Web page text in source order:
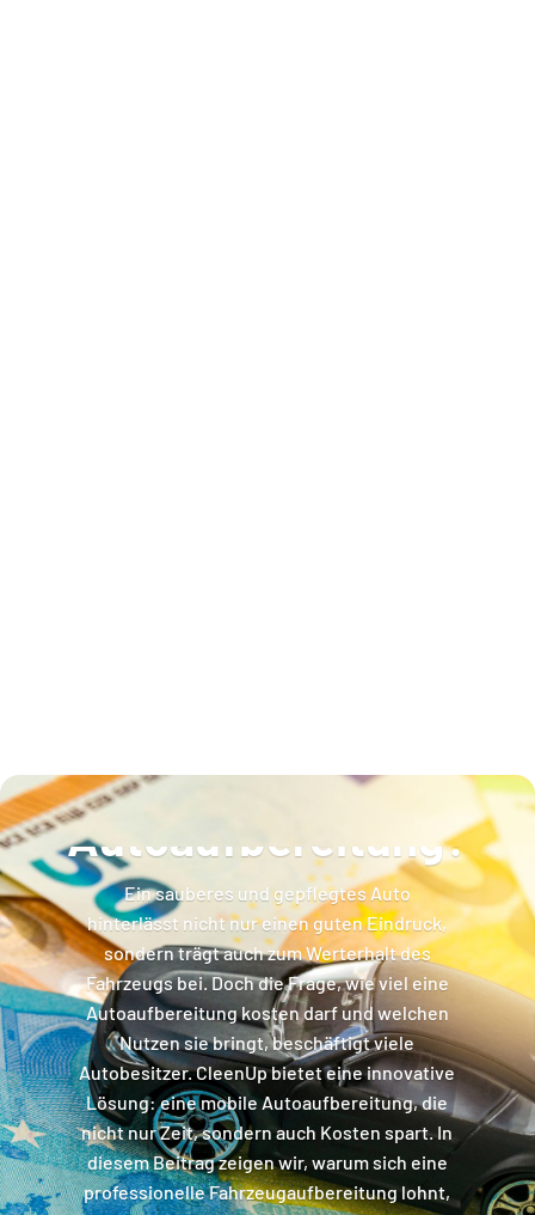
Wie viel kostet eine
Autoaufbereitung?
Ein sauberes und gepflegtes Auto
hinterlässt nicht nur einen guten Eindruck,
sondern trägt auch zum Werterhalt des
Fahrzeugs bei. Doch die Frage, wie viel eine
Autoaufbereitung kosten darf und welchen
Nutzen sie bringt, beschäftigt viele
Autobesitzer. CleenUp bietet eine innovative
Lösung: eine mobile Autoaufbereitung, die
nicht nur Zeit, sondern auch Kosten spart. In
diesem Beitrag zeigen wir, warum sich eine
professionelle Fahrzeugaufbereitung lohnt,